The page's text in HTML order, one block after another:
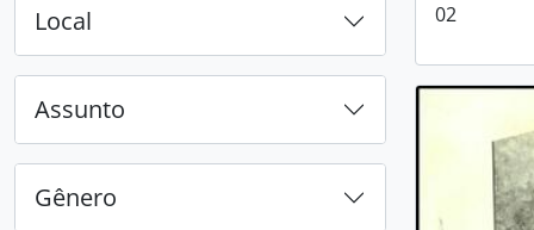
Local
Assunto
Gênero
02